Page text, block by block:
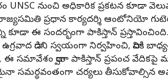
నుంచి అధికారిక ప్రకటన కూడా
ప్రధాన కార్యదర్శి ఆంటోనియో
కూడా ఈ సందర్భంగా పాకిస్తాన్ ప్రస్తావించింది.
ఉగ్రవాద దాడిని స్వయంగా నిర్వహించి,
సమావేశం ద్వారా పాకిస్తాన్ ప్రపంచ వేదికపై
సమర్థవంతంగా చర్యలు తీసుకోవాల్సిన